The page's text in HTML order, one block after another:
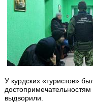
У курдских «туристов»
выдворили.